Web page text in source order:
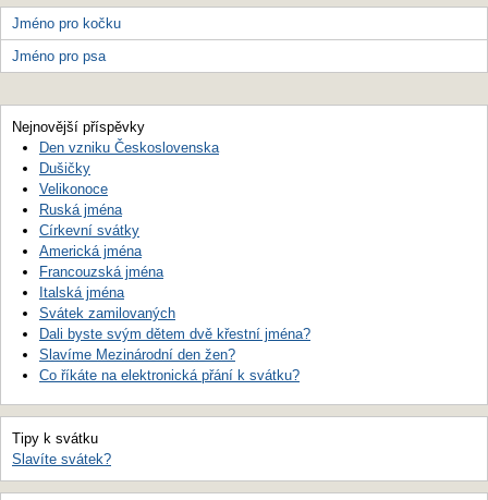
Jméno pro kočku
Jméno pro psa
Nejnovější příspěvky
Den vzniku Československa
Dušičky
Velikonoce
Ruská jména
Církevní svátky
Americká jména
Francouzská jména
Italská jména
Svátek zamilovaných
Dali byste svým dětem dvě křestní jména?
Slavíme Mezinárodní den žen?
Co říkáte na elektronická přání k svátku?
Tipy k svátku
Slavíte svátek?